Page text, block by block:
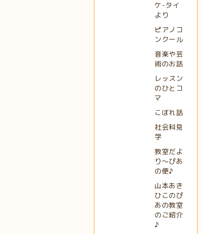
ケ-タイ
より
ピアノコ
ンクール
音楽や芸
術のお話
レッスン
のひとコ
マ
こぼれ話
社会科見
学
教室だよ
り～ぴあ
の便♪
山本あき
ひこのぴ
あの教室
のご紹介
♪